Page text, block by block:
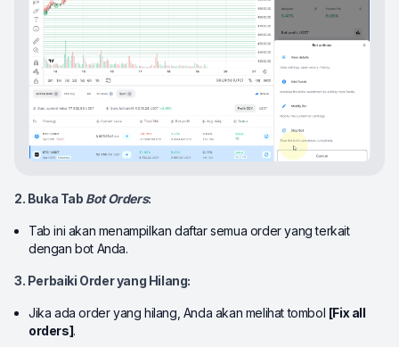
2. Buka Tab Bot Orders:
Tab ini akan menampilkan daftar semua order yang terkait
dengan bot Anda.
3. Perbaiki Order yang Hilang:
Jika ada order yang hilang, Anda akan melihat tombol [Fix all
orders].